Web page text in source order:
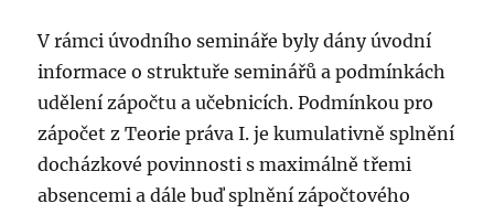
práce
V rámci úvodního semináře byly dány úvodní
informace o struktuře seminářů a podmínkách
udělení zápočtu a učebnicích. Podmínkou pro
zápočet z Teorie práva I. je kumulativně splnění
docházkové povinnosti s maximálně třemi
absencemi a dále buď splnění zápočtového